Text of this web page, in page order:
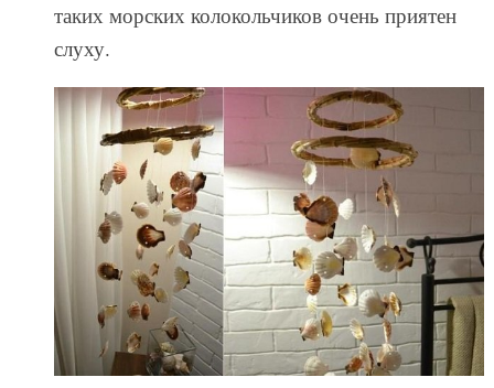
таких морских колокольчиков очень приятен
слуху.